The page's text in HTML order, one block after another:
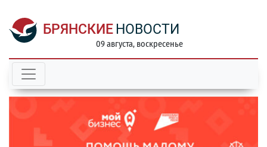
БРЯНСКИЕ НОВОСТИ
09 августа, воскресенье